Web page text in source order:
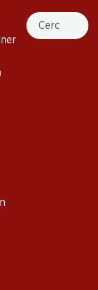
Cercare
aggiornati. Si